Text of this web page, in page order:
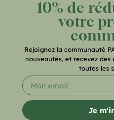
10% de
votre
Rejoignez la communauté
nouveautés, et recevez
toutes les
Je